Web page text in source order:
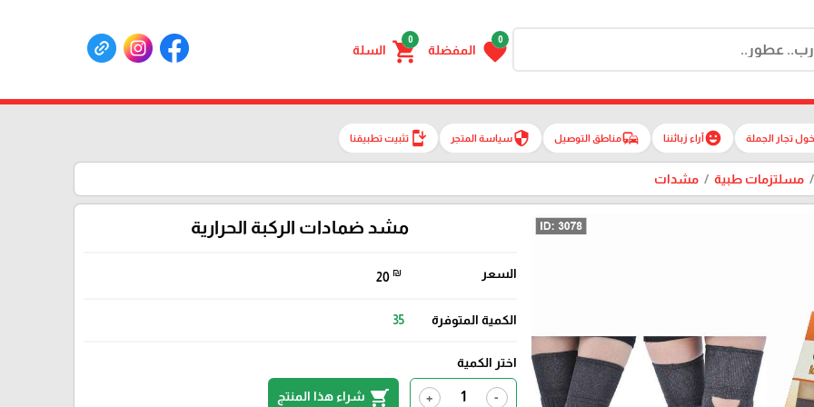
0
favorite المفضلة
0
shopping_cart السلة
تجار الجملة emoji_emotionsآراء زبائننا commuteمناطق التوصيل securityسياسة المتجر install_mobileتثبيت تطبيقنا
مسلتزمات طبية مشدات
مشد ضمادات الركبة الحرارية
السعر 20 ₪
الكمية المتوفرة 35
اختر الكمية
-
+
shopping_cart شراء هذا المنتج